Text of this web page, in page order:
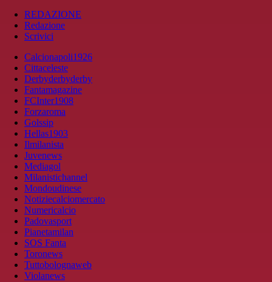
REDAZIONE
Redazione
Scrivici
Calcionapoli1926
Cittaceleste
Derbyderbyderby
Fantamagazine
FCInter1908
Forzaroma
Golssip
Hellas1903
Ilmilanista
Juvenews
Mediagol
Milanistichannel
Mondoudinese
Notiziecalciomercato
Numericalcio
Padovasport
Pianetamilan
SOS Fanta
Toronews
Tuttobolognaweb
Violanews